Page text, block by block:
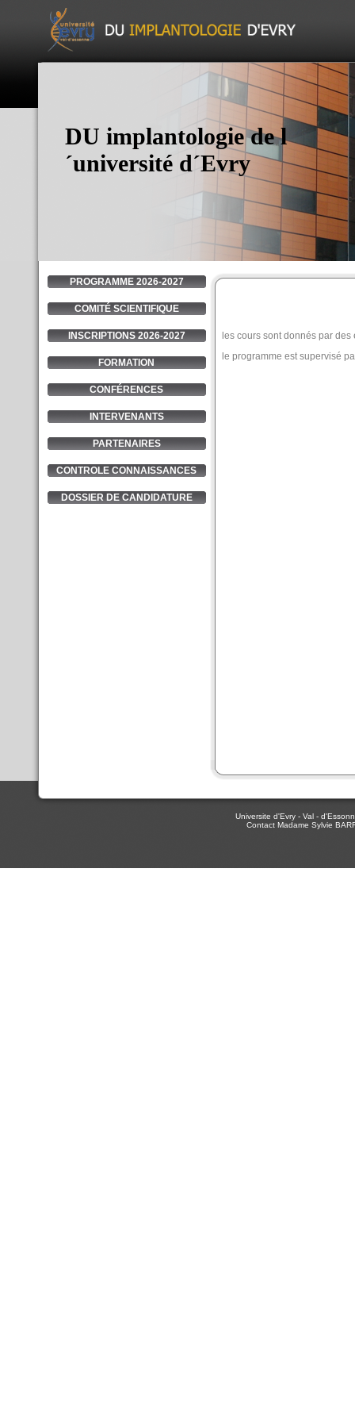
DU implantologie de l
´université d´Evry
PROGRAMME 2026-2027
COMITÉ SCIENTIFIQUE
INSCRIPTIONS 2026-2027
FORMATION
CONFÉRENCES
INTERVENANTS
PARTENAIRES
CONTROLE CONNAISSANCES
DOSSIER DE CANDIDATURE
les cours sont donnés par
le programme est supervisé
Universite d'Evry - Val -
Contact Madame Sylvie